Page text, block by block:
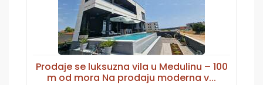
Prodaje se luksuzna vila u Medulinu – 100
m od mora Na prodaju moderna v...